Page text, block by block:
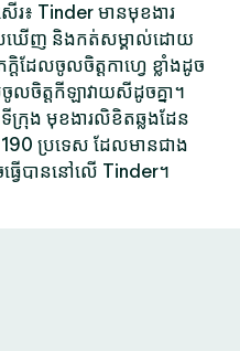
៖ Tinder មានមុខងារ
លឃើញ និងកត់សម្គាល់ដោយ
ដែលចូលចិត្តកាហ្វេ ខ្លាំងដូច
ចូលចិត្តកីឡាវាយសីដូចគ្នា។
រុង មុខងារលិខិតឆ្លងដែន
ប្រទេស ដែលមានជាង
វើបាននៅលើ Tinder។